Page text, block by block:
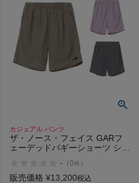
もっと見る
インフィット INFIT
オン On
カジュアル パンツ
ザ・ノース・フェイス GARフ
ェーデッドバギーショーツ ショ
ュアル パンツ THE NORTH
FACE GAR FADEDBGY
- （0件 ）
販売価格 ¥13,200税込